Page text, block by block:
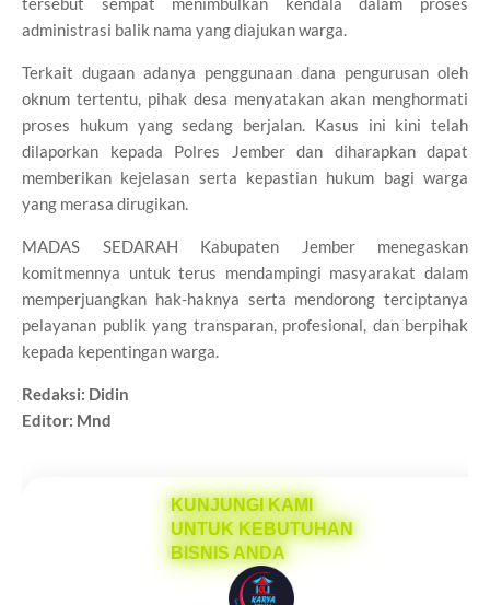
administrasi balik nama yang diajukan warga.
Terkait dugaan adanya penggunaan dana pengurusan oleh
oknum tertentu, pihak desa menyatakan akan menghormati
proses hukum yang sedang berjalan. Kasus ini kini telah
dilaporkan kepada Polres Jember dan diharapkan dapat
memberikan kejelasan serta kepastian hukum bagi warga
yang merasa dirugikan.
MADAS SEDARAH Kabupaten Jember menegaskan
komitmennya untuk terus mendampingi masyarakat dalam
memperjuangkan hak-haknya serta mendorong terciptanya
pelayanan publik yang transparan, profesional, dan berpihak
kepada kepentingan warga.
Redaksi: Didin
Editor: Mnd
KUNJUNGI KAMI
UNTUK KEBUTUHAN
BISNIS ANDA